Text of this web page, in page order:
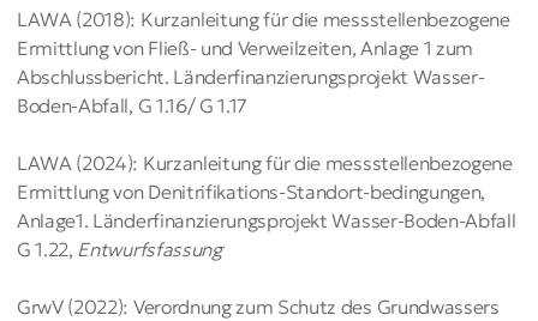
LAWA (2018): Kurzanleitung für die messstellenbezogene
Ermittlung von Fließ- und Verweilzeiten, Anlage 1 zum
Abschlussbericht. Länderfinanzierungsprojekt Wasser-
Boden-Abfall, G 1.16/ G 1.17
LAWA (2024): Kurzanleitung für die messstellenbezogene
Ermittlung von Denitrifi­kations­-Standort-bedingungen,
Anlage1. Länder­finanzierungs­projekt Wasser-Boden-Abfall
G 1.22, Entwurfsfassung
GrwV (2022): Verordnung zum Schutz des Grundwassers